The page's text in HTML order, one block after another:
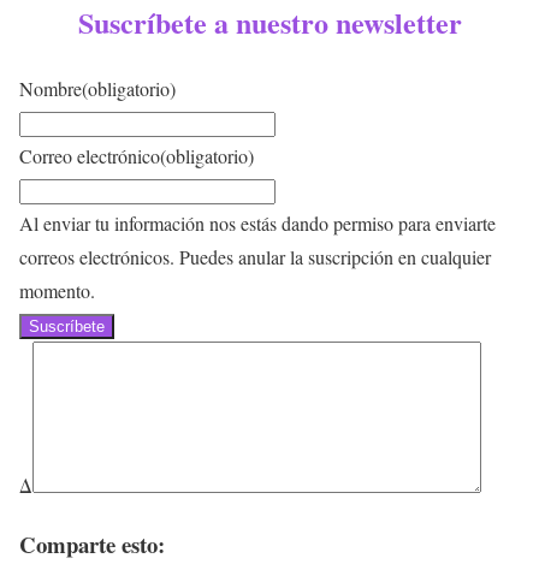
Suscríbete a nuestro newsletter
Nombre(obligatorio)
Correo electrónico(obligatorio)
Al enviar tu información nos estás dando permiso para enviarte
correos electrónicos. Puedes anular la suscripción en cualquier
momento.
Suscríbete
Δ
Comparte esto: